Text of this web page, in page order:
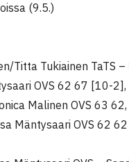
(9.5.)
Titta Tukiainen TaTS –
OVS 62 67 [10-
Malinen OVS 63
Mäntysaari OVS 62 62